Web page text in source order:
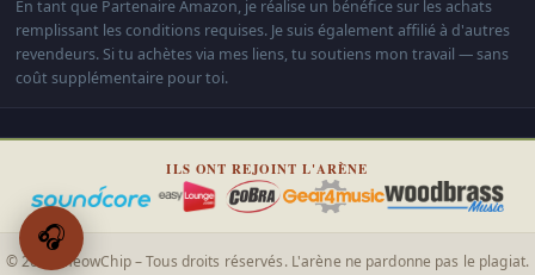
En tant que Partenaire Amazon, je réalise un bénéfice sur les achats
remplissant les conditions requises. Je suis également affilié à d'autres
revendeurs. Si tu achètes via mes liens, tu soutiens mon travail — sans
coût supplémentaire pour toi.
ILS ONT REJOINT L'ARÈNE
© 2026 MeowChip – Tous droits réservés. L'arène ne pardonne pas le plagiat.
🎧